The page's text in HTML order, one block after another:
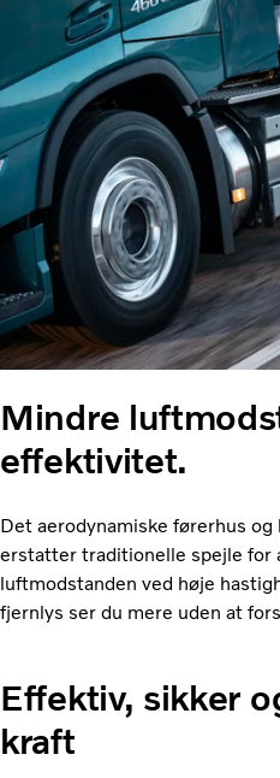
Mindre
effektivitet.
Det aerodynamiske førerhus
erstatter traditionelle spejle for
luftmodstanden ved høje
fjernlys ser du mere uden at
Effektiv, sikker
kraft